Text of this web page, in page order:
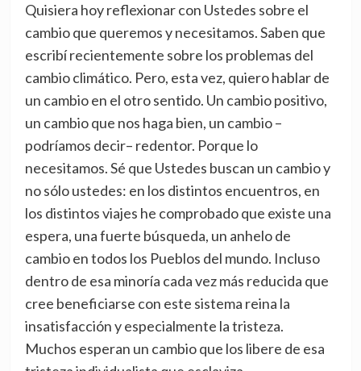
Quisiera hoy reflexionar con Ustedes sobre el
cambio que queremos y necesitamos. Saben que
escribí recientemente sobre los problemas del
cambio climático. Pero, esta vez, quiero hablar de
un cambio en el otro sentido. Un cambio positivo,
un cambio que nos haga bien, un cambio –
podríamos decir– redentor. Porque lo
necesitamos. Sé que Ustedes buscan un cambio y
no sólo ustedes: en los distintos encuentros, en
los distintos viajes he comprobado que existe una
espera, una fuerte búsqueda, un anhelo de
cambio en todos los Pueblos del mundo. Incluso
dentro de esa minoría cada vez más reducida que
cree beneficiarse con este sistema reina la
insatisfacción y especialmente la tristeza.
Muchos esperan un cambio que los libere de esa